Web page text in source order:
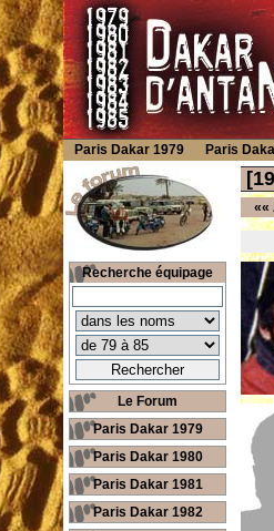
««
Recherche équipage
Le Forum
Paris Dakar 1979
Paris Dakar 1980
Paris Dakar 1981
Paris Dakar 1982
Paris Dakar 1979 Paris